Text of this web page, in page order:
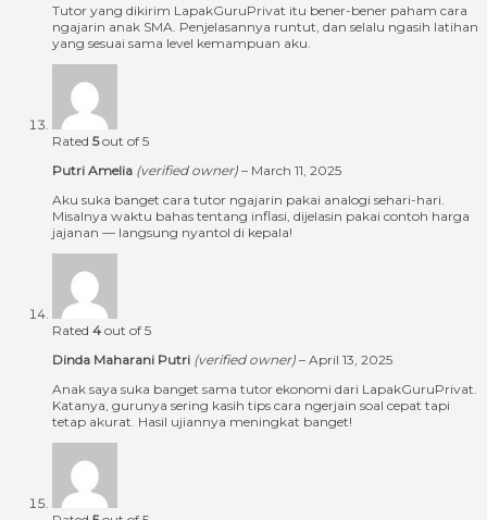
Tutor yang dikirim LapakGuruPrivat itu bener-bener paham cara
ngajarin anak SMA. Penjelasannya runtut, dan selalu ngasih latihan
yang sesuai sama level kemampuan aku.
Rated 5out of 5
Putri Amelia (verified owner) – March 11, 2025
Aku suka banget cara tutor ngajarin pakai analogi sehari-hari.
Misalnya waktu bahas tentang inflasi, dijelasin pakai contoh harga
jajanan — langsung nyantol di kepala!
Rated 4 out of 5
Dinda Maharani Putri (verified owner) – April 13, 2025
Anak saya suka banget sama tutor ekonomi dari LapakGuruPrivat.
Katanya, gurunya sering kasih tips cara ngerjain soal cepat tapi
tetap akurat. Hasil ujiannya meningkat banget!